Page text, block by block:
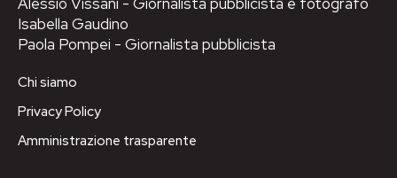
Isabella Gaudino
Paola Pompei - Giornalista pubblicista
Chi siamo
Privacy Policy
Amministrazione trasparente